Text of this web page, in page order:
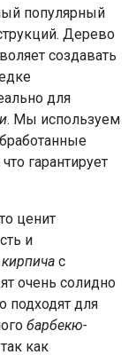
популярный
Дерево
создавать
для
. Мы используем
гарантирует
ценит
и
с
очень солидно
подходят для
барбекю-
как